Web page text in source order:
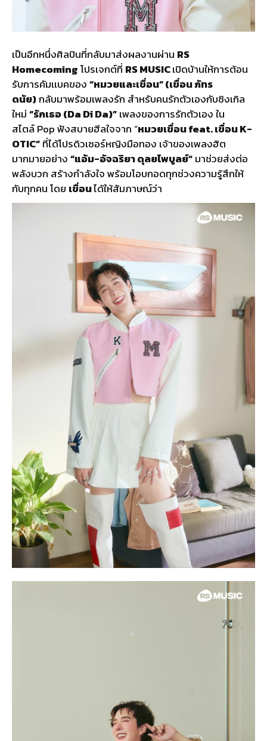
เป็นอีกหนึ่งศิลปินที่กลับมาส่งผลงานผ่าน RS
Homecomingโปรเจกต์ที่ RS MUSICเปิดบ้านให้การต้อน
รับการคัมเเบคของ“หมวยและเขื่อน” (เขื่อน ภัทร
ดนัย)กลับมาพร้อมเพลงรัก สำหรับคนรักตัวเองกับซิงเกิล
ใหม่“รักเธอ (Da Di Da)”เพลงของการรักตัวเอง ใน
สไตล์ Pop ฟังสบายฮีลใจจาก “หมวยเขื่อน feat. เขื่อน K-
OTIC”ที่ได้โปรดิวเซอร์หญิงมือทอง เจ้าของเพลงฮิต
มากมายอย่าง“แอ้ม-อัจฉริยา ดุลยไพบูลย์”มาช่วยส่งต่อ
พลังบวก สร้างกำลังใจ พร้อมโอบกอดทุกช่วงความรู้สึกให้
กับทุกคน โดย เขื่อนได้ให้สัมภาษณ์ว่า